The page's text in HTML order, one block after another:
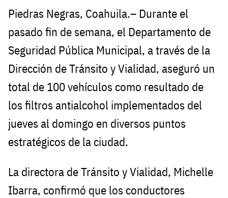
Piedras Negras, Coahuila.– Durante el
pasado fin de semana, el Departamento de
Seguridad Pública Municipal, a través de la
Dirección de Tránsito y Vialidad, aseguró un
total de 100 vehículos como resultado de
los filtros antialcohol implementados del
jueves al domingo en diversos puntos
estratégicos de la ciudad.
La directora de Tránsito y Vialidad, Michelle
Ibarra, confirmó que los conductores